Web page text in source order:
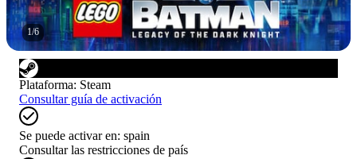
1/6
Plataforma: Steam
Consultar guía de activación
Se puede activar en: spain
Consultar las restricciones de país